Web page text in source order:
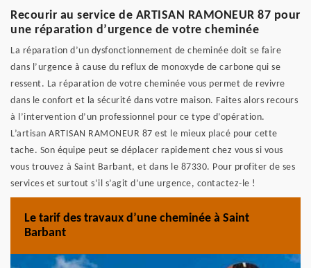
Recourir au service de ARTISAN RAMONEUR 87 pour
une réparation d’urgence de votre cheminée
La réparation d’un dysfonctionnement de cheminée doit se faire
dans l’urgence à cause du reflux de monoxyde de carbone qui se
ressent. La réparation de votre cheminée vous permet de revivre
dans le confort et la sécurité dans votre maison. Faites alors recours
à l’intervention d’un professionnel pour ce type d’opération.
L’artisan ARTISAN RAMONEUR 87 est le mieux placé pour cette
tache. Son équipe peut se déplacer rapidement chez vous si vous
vous trouvez à Saint Barbant, et dans le 87330. Pour profiter de ses
services et surtout s’il s’agit d’une urgence, contactez-le !
Le tarif des travaux d’une cheminée à Saint
Barbant